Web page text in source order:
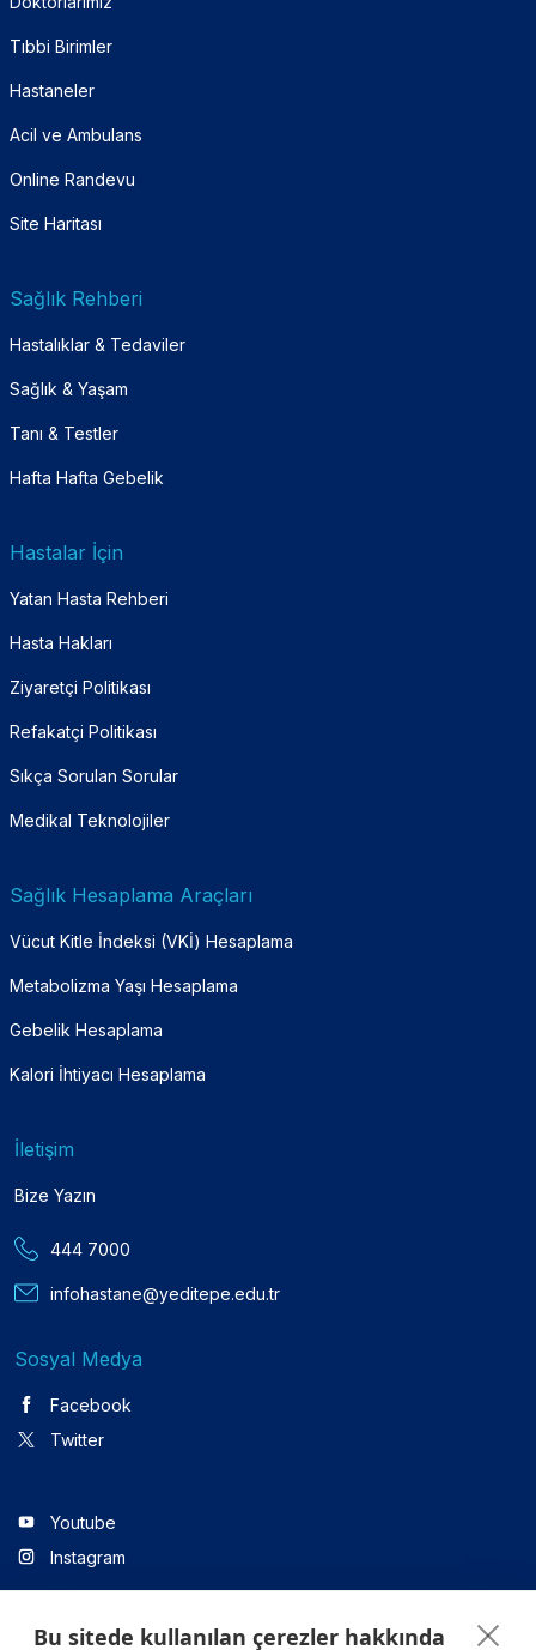
Tıbbi Birimler
Hastaneler
Acil ve Ambulans
Online Randevu
Site Haritası
Sağlık Rehberi
Hastalıklar & Tedaviler
Sağlık & Yaşam
Tanı & Testler
Hafta Hafta Gebelik
Hastalar İçin
Yatan Hasta Rehberi
Hasta Hakları
Ziyaretçi Politikası
Refakatçi Politikası
Sıkça Sorulan Sorular
Medikal Teknolojiler
Sağlık Hesaplama Araçları
Vücut Kitle İndeksi (VKİ) Hesaplama
Metabolizma Yaşı Hesaplama
Gebelik Hesaplama
Kalori İhtiyacı Hesaplama
İletişim
Bize Yazın
444 7000
infohastane@yeditepe.edu.tr
Sosyal Medya
Facebook
Twitter
Youtube
Instagram
Linkedin
Bu sitede kullanılan çerezler hakkında